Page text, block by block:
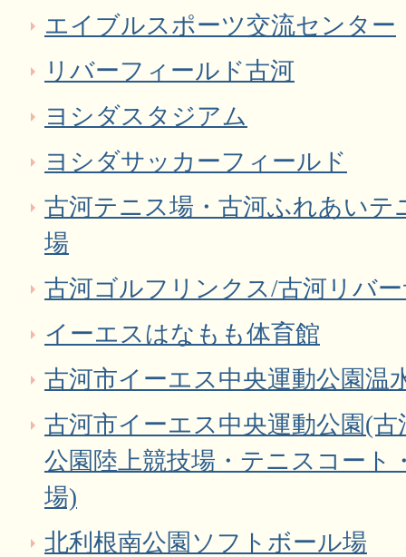
エイブルスポーツ交流センター
リバーフィールド古河
ヨシダスタジアム
ヨシダサッカーフィールド
古河テニス場・古河ふれあいテ
場
古河ゴルフリンクス/古河リバ
イーエスはなもも体育館
古河市イーエス中央運動公園温
古河市イーエス中央運動公園(
公園陸上競技場・テニスコート
場)
北利根南公園ソフトボール場